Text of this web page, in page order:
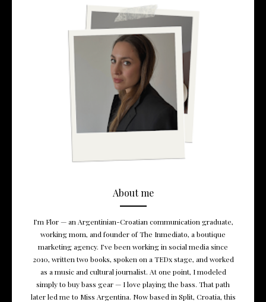
About me
I’m Flor — an Argentinian-Croatian communication graduate,
working mom, and founder of The Inmediato, a boutique
marketing agency. I’ve been working in social media since
2010, written two books, spoken on a TEDx stage, and worked
as a music and cultural journalist. At one point, I modeled
simply to buy bass gear — I love playing the bass. That path
later led me to Miss Argentina. Now based in Split, Croatia, this